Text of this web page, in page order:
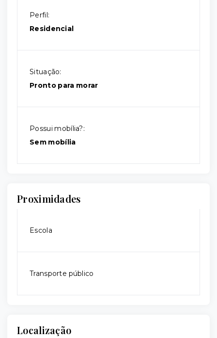
Perfil:
Residencial
Situação:
Pronto para morar
Possui mobília?:
Sem mobília
Proximidades
Escola
Transporte público
Localização